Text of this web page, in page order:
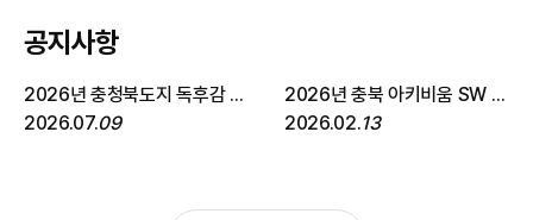
공지사항
2026년 충청북도지 독후감 공모전 안내
2026.07.09
2026년 충북 아키비움 SW 유지보수 안내
2026.02.13